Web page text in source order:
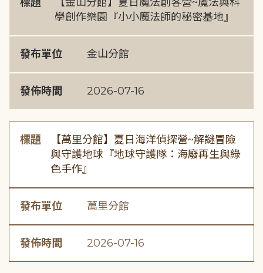
學創作樂園『小小魔法師的秘密基地』
發布單位 金山分館
發佈時間 2026-07-16
標題
【萬里分館】夏日海洋偵探營~解謎冒險
與守護地球『地球守護隊：海廢再生與綠
色手作』
發布單位 萬里分館
發佈時間 2026-07-16